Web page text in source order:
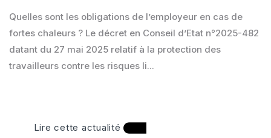
Quelles sont les obligations de l’employeur en cas de
fortes chaleurs ? Le décret en Conseil d’Etat n°2025-482
datant du 27 mai 2025 relatif à la protection des
travailleurs contre les risques li...
Lire cette actualité